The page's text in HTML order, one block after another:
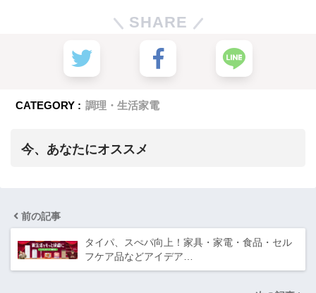
SHARE
CATEGORY : 調理・生活家電
今、あなたにオススメ
前の記事
タイパ、スぺパ向上！家具・家電・食品・セル
フケア品などアイデア…